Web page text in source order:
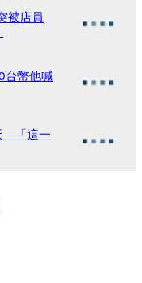
被店員
台幣他喊
「這一